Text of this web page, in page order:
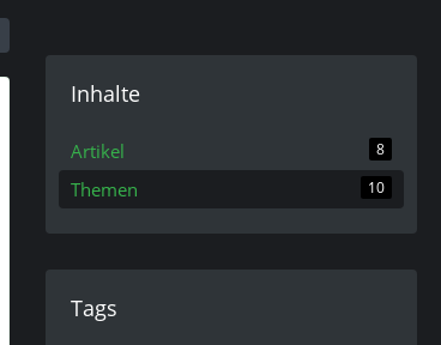
Inhalte
Artikel 8
Themen 10
Tags